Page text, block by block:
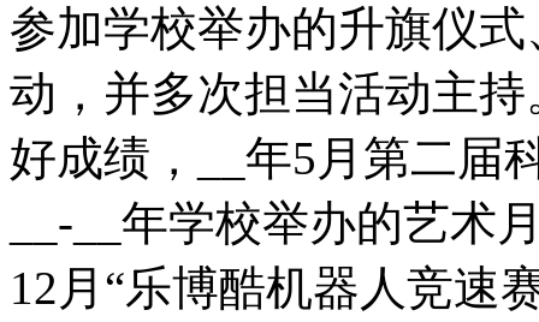
参加学校举办的升旗仪
动，并多次担当活动主
好成绩，__年5月第二届
__-__年学校举办的艺术
12月“乐博酷机器人竞速